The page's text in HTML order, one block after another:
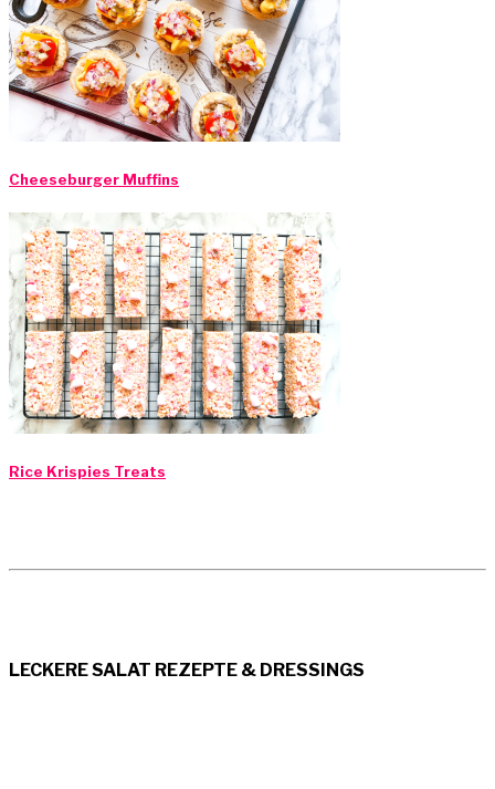
Cheeseburger Muffins
Rice Krispies Treats
LECKERE SALAT REZEPTE & DRESSINGS